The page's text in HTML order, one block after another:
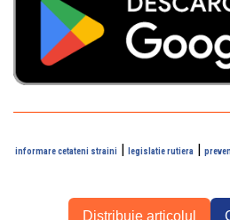
informare cetateni straini legislatie rutiera
Distribuie articolul